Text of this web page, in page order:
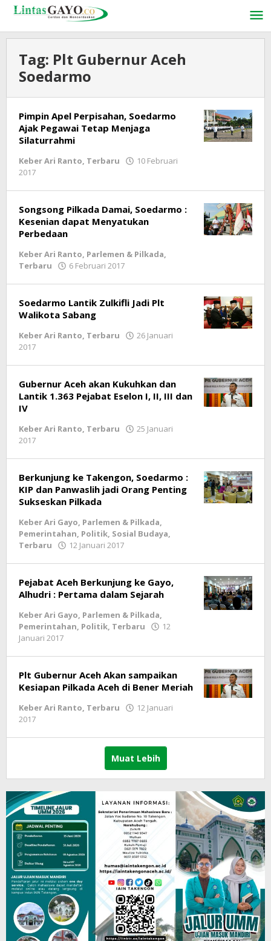
Lewati
konten
Tag: Plt Gubernur Aceh
Soedarmo
Pimpin Apel Perpisahan, Soedarmo
Ajak Pegawai Tetap Menjaga
Silaturrahmi
Keber Ari Ranto, Terbaru
10 Februari
2017
Songsong Pilkada Damai, Soedarmo :
Kesenian dapat Menyatukan
Perbedaan
Keber Ari Ranto, Parlemen & Pilkada,
Terbaru
6 Februari 2017
Soedarmo Lantik Zulkifli Jadi Plt
Walikota Sabang
Keber Ari Ranto, Terbaru
26 Januari
2017
Gubernur Aceh akan Kukuhkan dan
Lantik 1.363 Pejabat Eselon I, II, III dan
IV
Keber Ari Ranto, Terbaru
25 Januari
2017
Berkunjung ke Takengon, Soedarmo :
KIP dan Panwaslih jadi Orang Penting
Sukseskan Pilkada
Keber Ari Gayo, Parlemen & Pilkada,
Pemerintahan, Politik, Sosial Budaya,
Terbaru
12 Januari 2017
Pejabat Aceh Berkunjung ke Gayo,
Alhudri : Pertama dalam Sejarah
Keber Ari Gayo, Parlemen & Pilkada,
Pemerintahan, Politik, Terbaru
12
Januari 2017
Plt Gubernur Aceh Akan sampaikan
Kesiapan Pilkada Aceh di Bener Meriah
Keber Ari Ranto, Terbaru
12 Januari
2017
Muat Lebih